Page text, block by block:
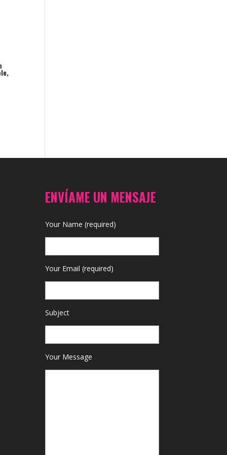
ENVÍAME UN MENSAJE
Your Name (required)
Your Email (required)
Subject
Your Message